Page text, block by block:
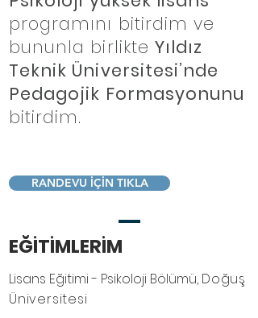
programını bitirdim ve
bununla birlikte Yıldız
Teknik Üniversitesi’nde
Pedagojik Formasyonunu
bitirdim.
RANDEVU İÇİN TIKLA
EĞİTİMLERİM
Lisans Eğitimi - Psikoloji Bölümü, Doğuş
Üniversitesi